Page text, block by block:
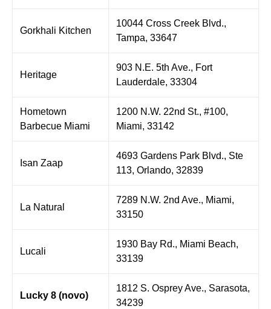
Gorkhali Kitchen
10044 Cross Creek Blvd.,
Tampa, 33647
Heritage
903 N.E. 5th Ave., Fort
Lauderdale, 33304
Hometown
Barbecue Miami
1200 N.W. 22nd St., #100,
Miami, 33142
Isan Zaap
4693 Gardens Park Blvd., Ste
113, Orlando, 32839
La Natural
7289 N.W. 2nd Ave., Miami,
33150
Lucali
1930 Bay Rd., Miami Beach,
33139
Lucky 8 (novo)
1812 S. Osprey Ave., Sarasota,
34239